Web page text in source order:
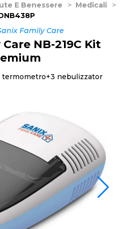
E Benessere
> Medicali
>
Family Care
NB-219C Kit
nebulizzator